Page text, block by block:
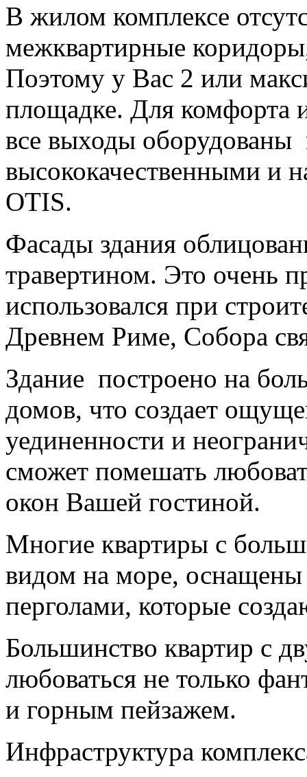
В жилом комплексе
межквартирные
Поэтому у Вас 2 или
площадке. Для комфорта
все выходы
высококачественными
OTIS.
Фасады здания
травертином. Это очень
использовался при
Древнем Риме, Собора
Здание построено на
домов, что создает
уединенности и
сможет помешать
окон Вашей гостиной.
Многие квартиры с
видом на море,
перголами, которые
Большинство квартир с
любоваться не только
и горным пейзажем.
Инфраструктура